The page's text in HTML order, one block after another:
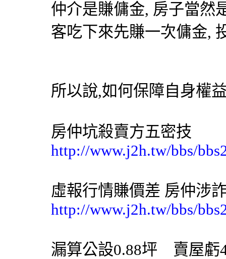
仲介是賺傭金, 房子當然
客吃下來先賺一次傭金,
所以說,如何保障自身權
房仲坑殺賣方五密技
http://www.j2h.tw/bbs/
虛報行情賺價差 房仲涉
http://www.j2h.tw/bbs/
漏算公設0.88坪 賣屋虧